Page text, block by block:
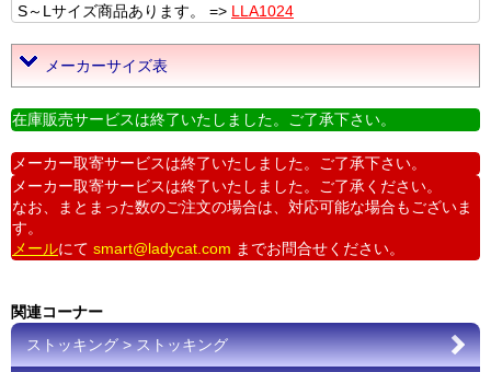
S～Lサイズ商品あります。 => LLA1024
メーカーサイズ表
在庫販売サービスは終了いたしました。ご了承下さい。
メーカー取寄サービスは終了いたしました。ご了承下さい。
メーカー取寄サービスは終了いたしました。ご了承ください。
なお、まとまった数のご注文の場合は、対応可能な場合もございま
す。
メールにて smart@ladycat.com までお問合せください。
関連コーナー
ストッキング > ストッキング